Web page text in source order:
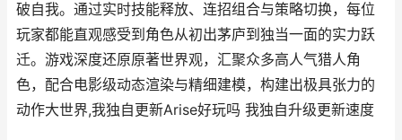
破自我。通过实时技能释放、连招组合与策略切换，每位
玩家都能直观感受到角色从初出茅庐到独当一面的实力跃
迁。游戏深度还原原著世界观，汇聚众多高人气猎人角
色，配合电影级动态渲染与精细建模，构建出极具张力的
动作大世界,我独自更新Arise好玩吗 我独自升级更新速度